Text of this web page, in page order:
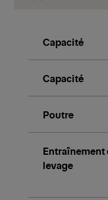
Capacité
Capacité
Poutre
Entraînement
levage